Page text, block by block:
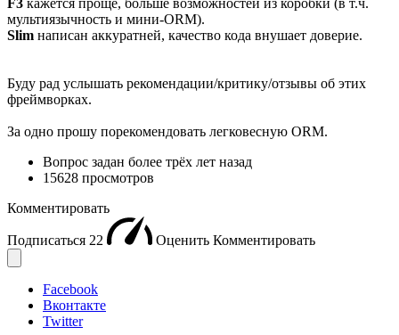
F3 кажется проще, больше возможностей из коробки (в т.ч.
мультиязычность и мини-ORM).
Slim написан аккуратней, качество кода внушает доверие.
Буду рад услышать рекомендации/критику/отзывы об этих
фреймворках.
За одно прошу порекомендовать легковесную ORM.
Вопрос задан более трёх лет назад
15628 просмотров
Комментировать
Подписаться 22 Оценить Комментировать
Facebook
Вконтакте
Twitter